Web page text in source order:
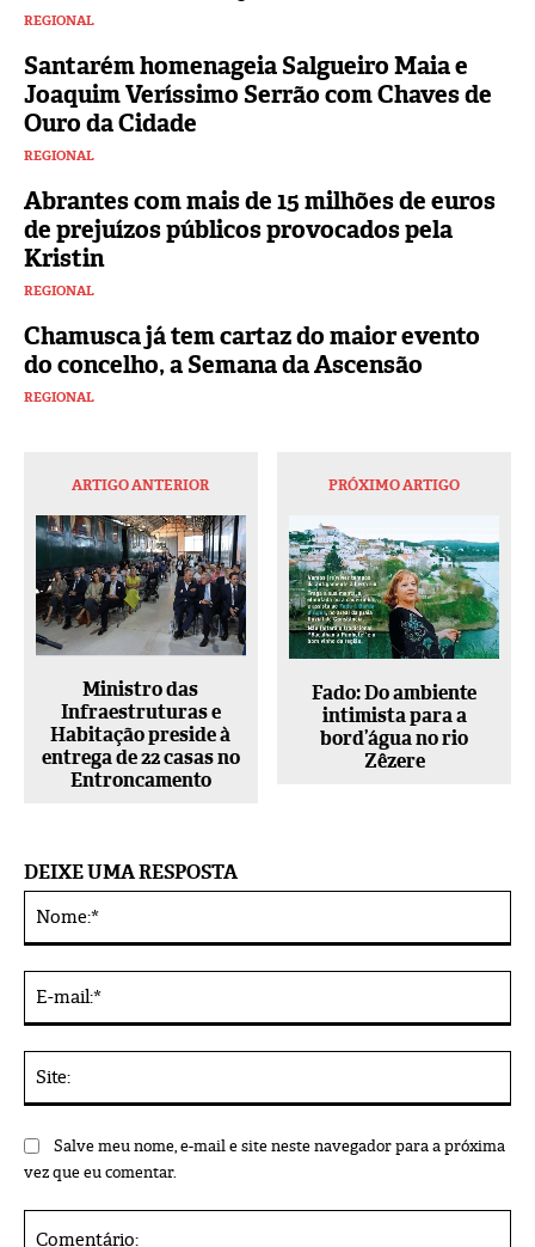
REGIONAL
Santarém homenageia Salgueiro Maia e
Joaquim Veríssimo Serrão com Chaves de
Ouro da Cidade
REGIONAL
Abrantes com mais de 15 milhões de euros
de prejuízos públicos provocados pela
Kristin
REGIONAL
Chamusca já tem cartaz do maior evento
do concelho, a Semana da Ascensão
REGIONAL
ARTIGO ANTERIOR
Ministro das
Infraestruturas e
Habitação preside à
entrega de 22 casas no
Entroncamento
PRÓXIMO ARTIGO
Fado: Do ambiente
intimista para a
bord’água no rio
Zêzere
DEIXE UMA RESPOSTA
Salve meu nome, e-mail e site neste navegador para a próxima
vez que eu comentar.